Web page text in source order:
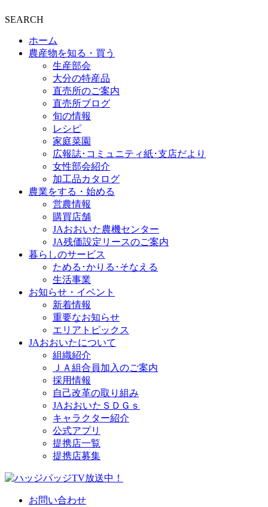
SEARCH
ホーム
農産物を知る・買う
生産部会
大分の特産品
直売所のご案内
直売所ブログ
旬の情報
レシピ
家庭菜園
広報誌･コミュニティ紙･支店だより
女性部会紹介
加工品カタログ
農業をする・始める
営農情報
購買店舗
JAおおいた農機センター
JA残価設定リースのご案内
暮らしのサービス
ためる･かりる･そなえる
生活事業
お知らせ・イベント
新着情報
重要なお知らせ
エリアトピックス
JAおおいたについて
組織紹介
ＪＡ組合員加入のご案内
採用情報
自己改革の取り組み
JAおおいたＳＤＧｓ
キャラクター紹介
公式アプリ
提携店一覧
提携店募集
お問い合わせ